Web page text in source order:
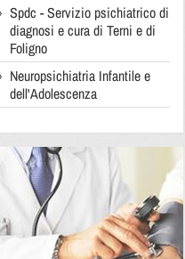
Spdc - Servizio psichiatrico di
diagnosi e cura di Terni e di
Foligno
Neuropsichiatria Infantile e
dell'Adolescenza